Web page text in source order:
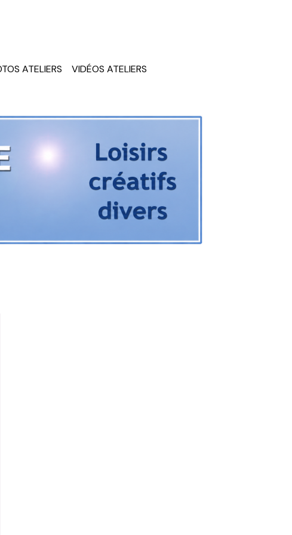
ATELIERS
VIDÉOS ATELIERS